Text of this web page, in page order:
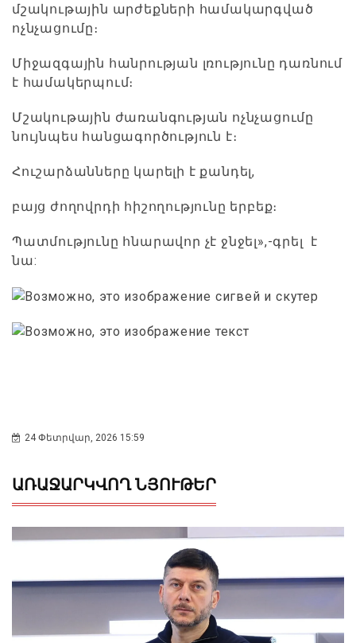
մշակութային արժեքների համակարգված
ոչնչացումը։
Միջազգային հանրության լռությունը դառնում
է համակերպում։
Մշակութային ժառանգության ոչնչացումը
նույնպես հանցագործություն է։
Հուշարձանները կարելի է քանդել,
բայց ժողովրդի հիշողությունը երբեք։
Պատմությունը հնարավոր չէ ջնջել»,-գրել է
նա:
24 Փետրվար, 2026 15:59
ԱՌԱՋԱՐԿՎՈՂ ՆՅՈՒԹԵՐ